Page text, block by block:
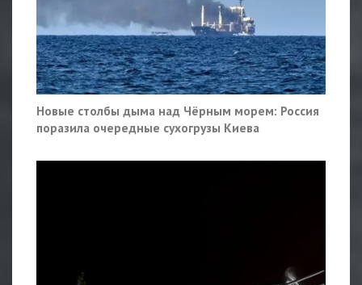
Новые столбы дыма над Чёрным морем: Россия
поразила очередные сухогрузы Киева